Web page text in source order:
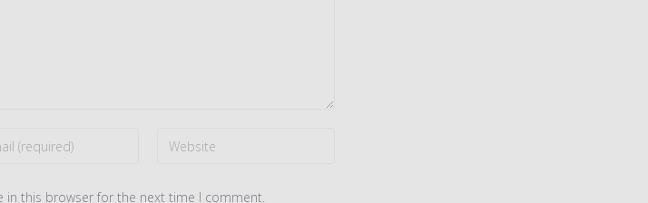
Enter
in this browser for the next time I comment.